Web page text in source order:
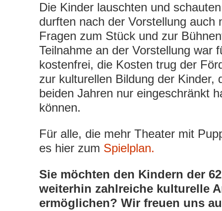
Die Kinder lauschten und
durften nach der Vorstellung auch
Fragen zum Stück und zur
Teilnahme an der Vorstellung war
kostenfrei, die Kosten trug der
zur kulturellen Bildung der Kinder,
beiden Jahren nur eingeschränkt
können.
Für alle, die mehr Theater mit
es hier zum Spielplan.
Sie möchten den Kindern der
weiterhin zahlreiche kulturelle
ermöglichen? Wir freuen uns